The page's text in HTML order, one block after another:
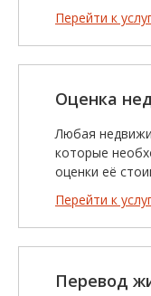
Перейти к
Оценка
Любая
которые
оценки её
Перейти к
Перевод